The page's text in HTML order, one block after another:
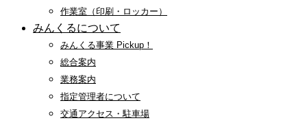
作業室（印刷・ロッカー）
みんくるについて
みんくる事業 Pickup！
総合案内
業務案内
指定管理者について
交通アクセス・駐車場